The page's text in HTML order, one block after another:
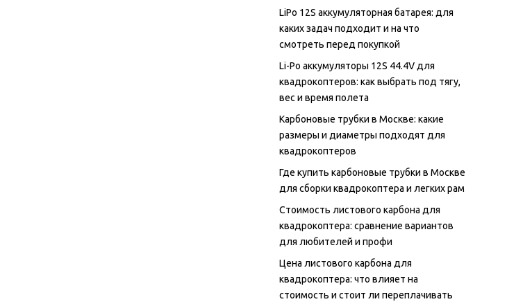
LiPo 12S аккумуляторная батарея: для
каких задач подходит и на что
смотреть перед покупкой
Li-Po аккумуляторы 12S 44.4V для
квадрокоптеров: как выбрать под тягу,
вес и время полета
Карбоновые трубки в Москве: какие
размеры и диаметры подходят для
квадрокоптеров
Где купить карбоновые трубки в Москве
для сборки квадрокоптера и легких рам
Стоимость листового карбона для
квадрокоптера: сравнение вариантов
для любителей и профи
Цена листового карбона для
квадрокоптера: что влияет на
стоимость и стоит ли переплачивать